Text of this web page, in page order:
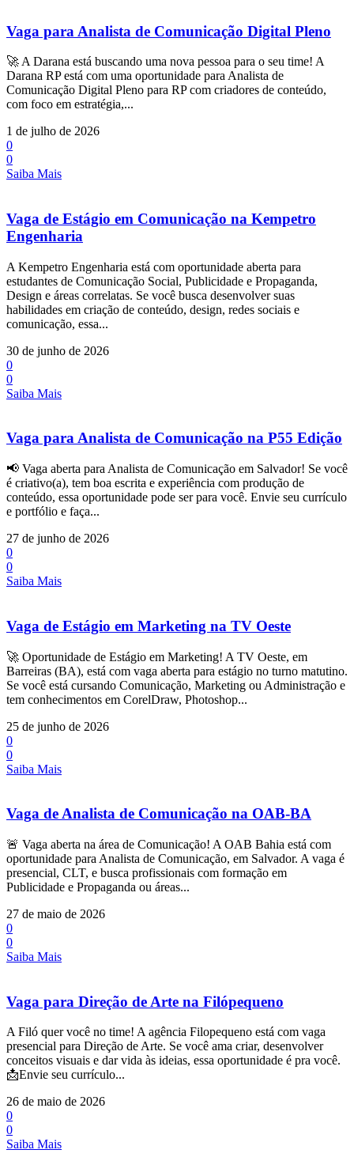
Vaga para Analista de Comunicação Digital Pleno
🚀 A Darana está buscando uma nova pessoa para o seu time! A
Darana RP está com uma oportunidade para Analista de
Comunicação Digital Pleno para RP com criadores de conteúdo,
com foco em estratégia,...
1 de julho de 2026
0
0
Saiba Mais
Vaga de Estágio em Comunicação na Kempetro
Engenharia
A Kempetro Engenharia está com oportunidade aberta para
estudantes de Comunicação Social, Publicidade e Propaganda,
Design e áreas correlatas. Se você busca desenvolver suas
habilidades em criação de conteúdo, design, redes sociais e
comunicação, essa...
30 de junho de 2026
0
0
Saiba Mais
Vaga para Analista de Comunicação na P55 Edição
📢 Vaga aberta para Analista de Comunicação em Salvador! Se você
é criativo(a), tem boa escrita e experiência com produção de
conteúdo, essa oportunidade pode ser para você. Envie seu currículo
e portfólio e faça...
27 de junho de 2026
0
0
Saiba Mais
Vaga de Estágio em Marketing na TV Oeste
🚀 Oportunidade de Estágio em Marketing! A TV Oeste, em
Barreiras (BA), está com vaga aberta para estágio no turno matutino.
Se você está cursando Comunicação, Marketing ou Administração e
tem conhecimentos em CorelDraw, Photoshop...
25 de junho de 2026
0
0
Saiba Mais
Vaga de Analista de Comunicação na OAB-BA
🚨 Vaga aberta na área de Comunicação! A OAB Bahia está com
oportunidade para Analista de Comunicação, em Salvador. A vaga é
presencial, CLT, e busca profissionais com formação em
Publicidade e Propaganda ou áreas...
27 de maio de 2026
0
0
Saiba Mais
Vaga para Direção de Arte na Filópequeno
A Filó quer você no time! A agência Filopequeno está com vaga
presencial para Direção de Arte. Se você ama criar, desenvolver
conceitos visuais e dar vida às ideias, essa oportunidade é pra você.
📩Envie seu currículo...
26 de maio de 2026
0
0
Saiba Mais